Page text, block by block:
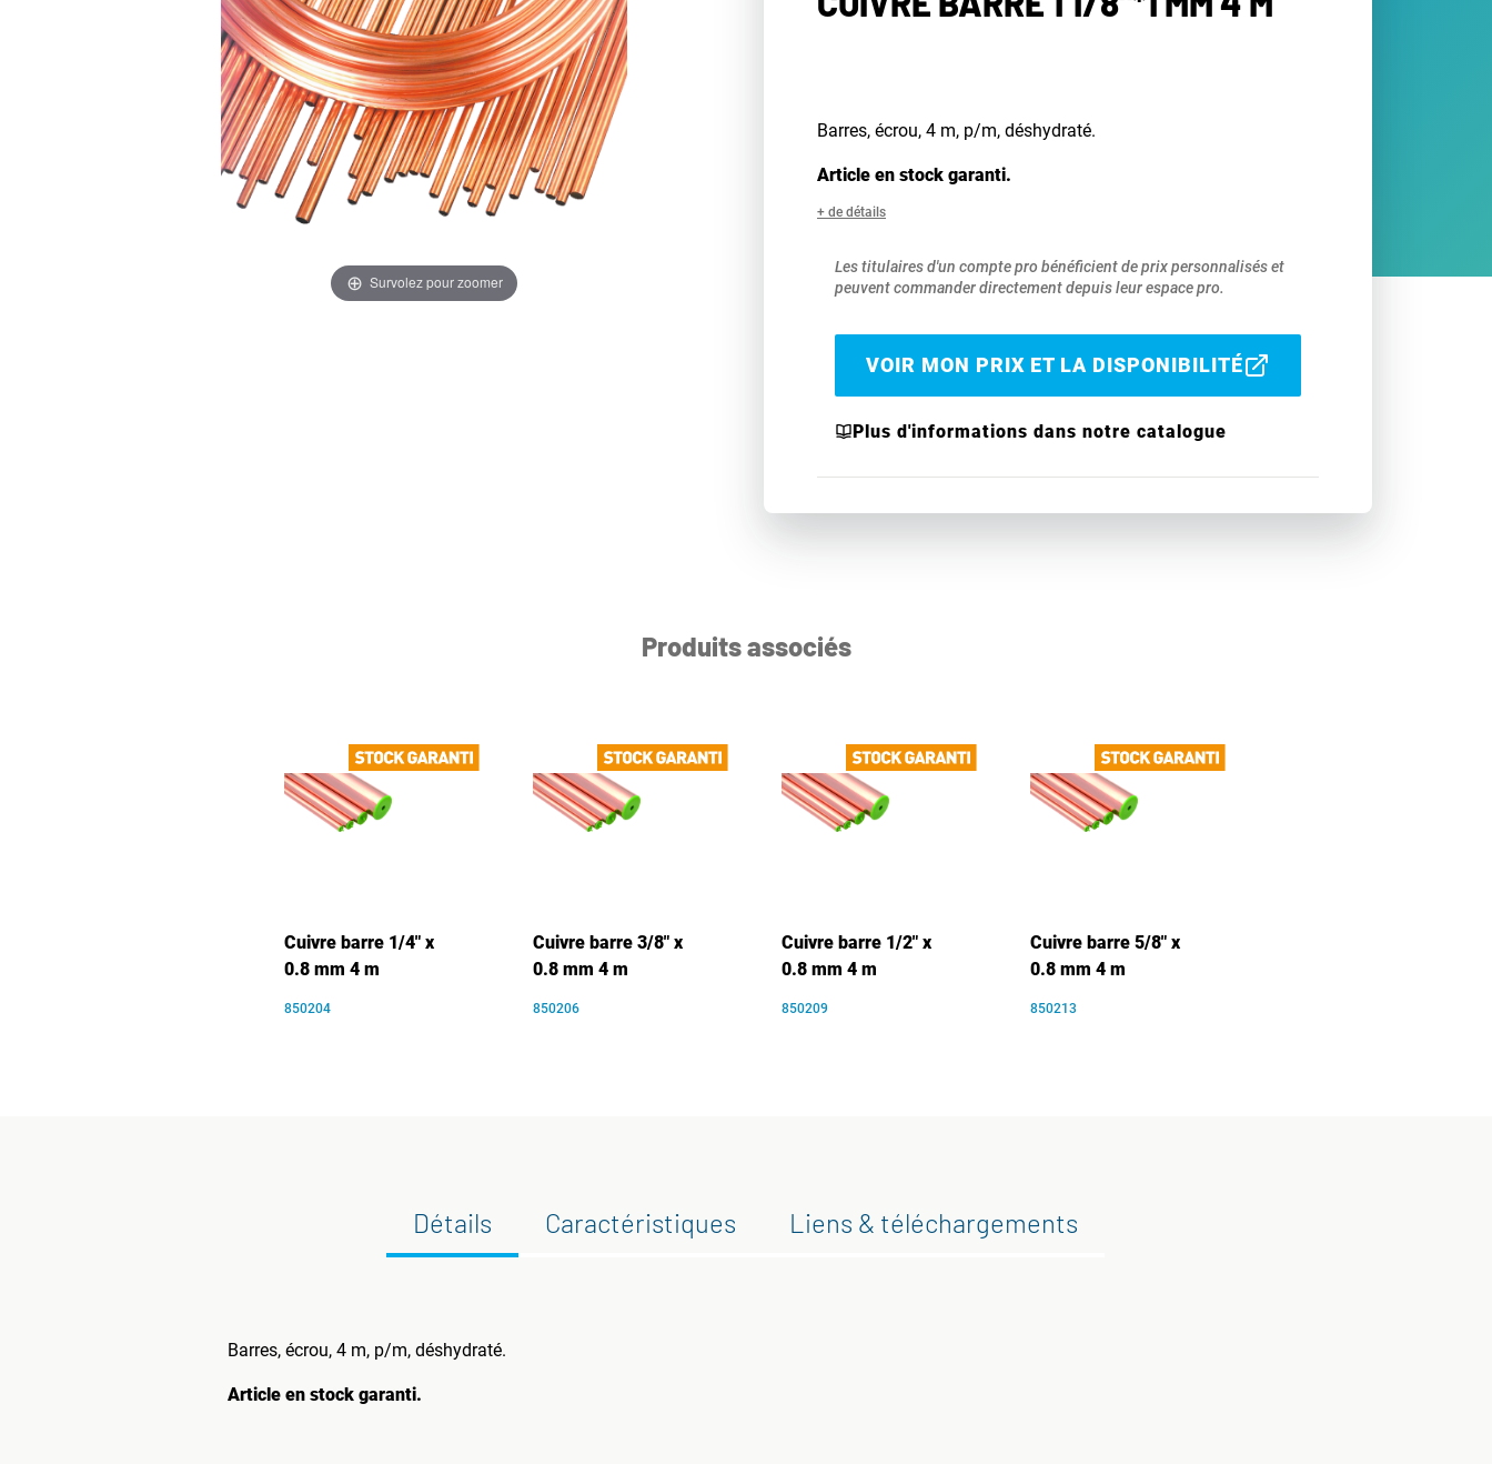
Survolez pour zoomer
Barres, écrou, 4 m, p/m, déshydraté.
Article en stock garanti.
+ de détails
Les titulaires d'un compte pro bénéficient de prix personnalisés et
peuvent commander directement depuis leur espace pro.
VOIR MON PRIX ET LA DISPONIBILITÉ
Plus d'informations dans notre catalogue
Produits associés
Cuivre barre 1/4" x
0.8 mm 4 m
850204
Cuivre barre 3/8" x
0.8 mm 4 m
850206
Cuivre barre 1/2" x
0.8 mm 4 m
850209
Cuivre barre 5/8" x
0.8 mm 4 m
850213
Détails Caractéristiques Liens & téléchargements
Barres, écrou, 4 m, p/m, déshydraté.
Article en stock garanti.